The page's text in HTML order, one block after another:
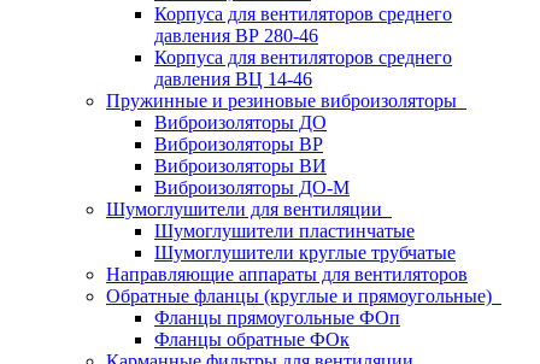
Корпуса для вентиляторов среднего
давления ВР 280-46
Корпуса для вентиляторов среднего
давления ВЦ 14-46
Пружинные и резиновые виброизоляторы
Виброизоляторы ДО
Виброизоляторы ВР
Виброизоляторы ВИ
Виброизоляторы ДО-М
Шумоглушители для вентиляции
Шумоглушители пластинчатые
Шумоглушители круглые трубчатые
Направляющие аппараты для вентиляторов
Обратные фланцы (круглые и прямоугольные)
Фланцы прямоугольные ФОп
Фланцы обратные ФОк